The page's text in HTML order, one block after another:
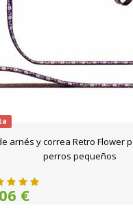
arnés y correa Retro Flower
perros pequeños
€